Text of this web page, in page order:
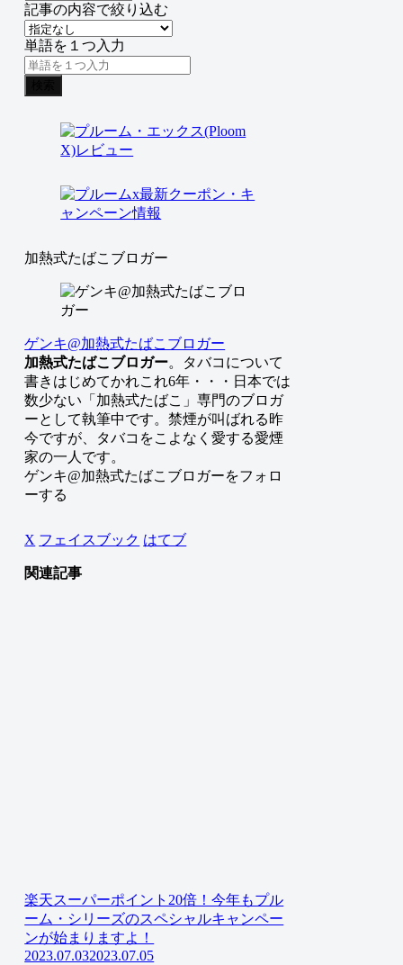
記事の内容で絞り込む
単語を１つ入力
加熱式たばこブロガー
ゲンキ@加熱式たばこブロガー
加熱式たばこブロガー。タバコについて
書きはじめてかれこれ6年・・・日本では
数少ない「加熱式たばこ」専門のブロガ
ーとして執筆中です。禁煙が叫ばれる昨
今ですが、タバコをこよなく愛する愛煙
家の一人です。
ゲンキ@加熱式たばこブロガーをフォロ
ーする
X フェイスブック はてブ
関連記事
楽天スーパーポイント20倍！今年もプル
ーム・シリーズのスペシャルキャンペー
ンが始まりますよ！
2023.07.032023.07.05